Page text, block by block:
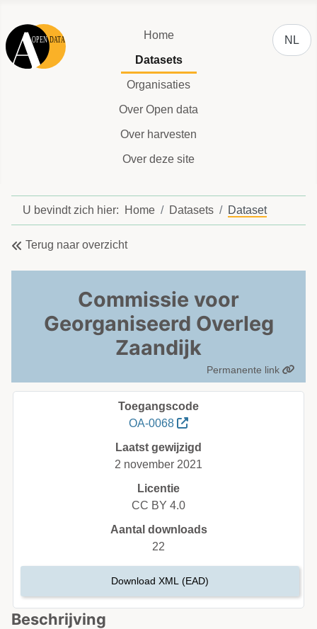
Home
Datasets
Organisaties
Over Open data
Over harvesten
Over deze site
NL
U bevindt zich hier: Home Datasets Dataset
Terug naar overzicht
Commissie voor
Georganiseerd Overleg
Zaandijk
Permanente link
Beschrijving
Toegangscode
OA-0068
Laatst gewijzigd
2 november 2021
Licentie
CC BY 4.0
Aantal downloads
22
Download XML (EAD)